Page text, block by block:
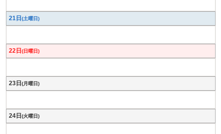
21日 (土曜日)
22日 (日曜日)
23日 (月曜日)
24日 (火曜日)